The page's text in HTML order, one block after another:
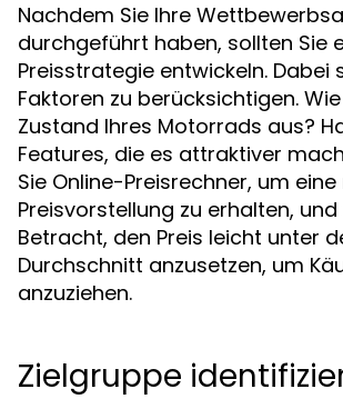
Nachdem Sie Ihre
durchgeführt haben, sollten Sie
Preisstrategie entwickeln. Dabei
Faktoren zu berücksichtigen.
Zustand Ihres Motorrads aus?
Features, die es attraktiver
Sie Online-Preisrechner, um
Preisvorstellung zu erhalten, und
Betracht, den Preis leicht unter
Durchschnitt anzusetzen, um
anzuziehen.
Zielgruppe